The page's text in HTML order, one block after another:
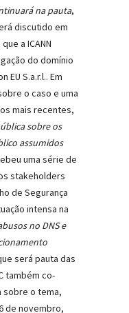
na pauta,
discutido em
a ICANN
do domínio
EU S.a.r.l.. Em
o caso e uma
mais recentes,
sobre os
assumidos
uma série de
stakeholders
de Segurança
intensa na
no DNS e
será pauta das
também co-
sobre o tema,
de novembro,